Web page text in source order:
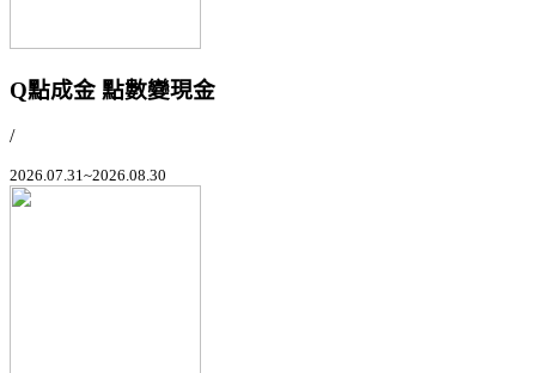
Q點成金 點數變現金
/
2026.07.31~2026.08.30